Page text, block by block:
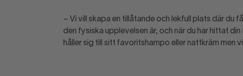
– Vi vill skapa en tillåtande och lekfull plats där du
den fysiska upplevelsen är, och när du har hittat
håller sig till sitt favoritshampo eller nattkräm men